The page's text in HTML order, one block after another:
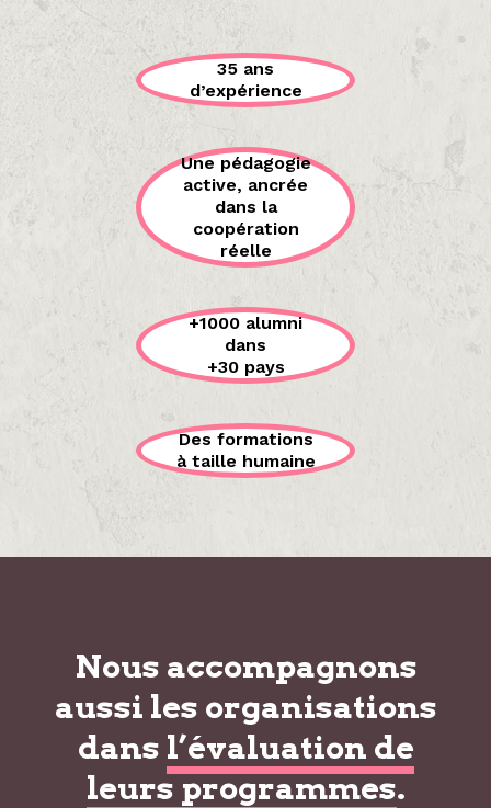
35 ans
d’expérience
Une pédagogie
active, ancrée
dans la
coopération
réelle
+1000 alumni
dans
+30 pays
Des formations
à taille humaine
Nous accompagnons
aussi les organisations
dans l’évaluation de
leurs programmes.